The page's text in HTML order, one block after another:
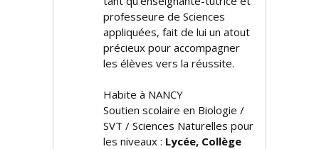
professeure de Sciences
appliquées, fait de lui un atout
précieux pour accompagner
les élèves vers la réussite.
Habite à NANCY
Soutien scolaire en Biologie /
SVT / Sciences Naturelles pour
les niveaux : Lycée, Collège